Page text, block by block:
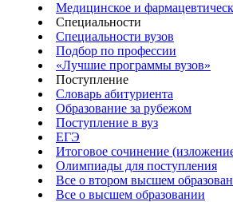
Медицинское и
Специальности
Специальности вузов
Подбор по профессии
«Лучшие программы вузов»
Поступление
Словарь абитуриента
Образование за рубежом
Поступление в вуз
ЕГЭ
Итоговое сочинение
Олимпиады для поступления
Все о втором высшем
Все о высшем образовании